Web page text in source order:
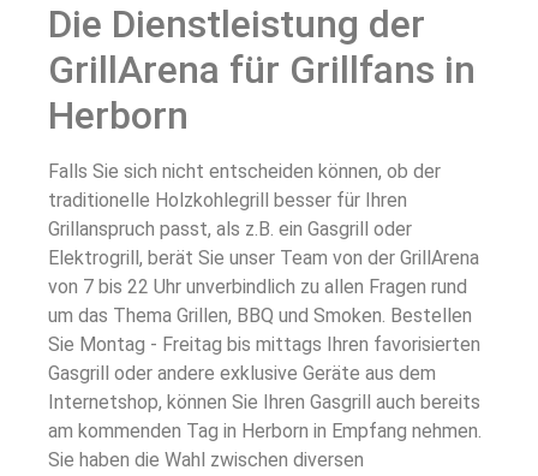
Die Dienstleistung der
GrillArena für Grillfans in
Herborn
Falls Sie sich nicht entscheiden können, ob der
traditionelle Holzkohlegrill besser für Ihren
Grillanspruch passt, als z.B. ein Gasgrill oder
Elektrogrill, berät Sie unser Team von der GrillArena
von 7 bis 22 Uhr unverbindlich zu allen Fragen rund
um das Thema Grillen, BBQ und Smoken. Bestellen
Sie Montag - Freitag bis mittags Ihren favorisierten
Gasgrill oder andere exklusive Geräte aus dem
Internetshop, können Sie Ihren Gasgrill auch bereits
am kommenden Tag in Herborn in Empfang nehmen.
Sie haben die Wahl zwischen diversen